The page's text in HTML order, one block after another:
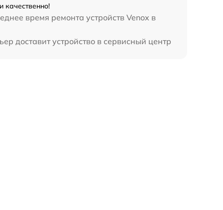
качественно!
время ремонта устройств Venox в
доставит устройство в сервисный центр